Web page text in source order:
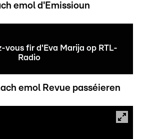
emol d'Emissioun
vous fir d'Eva Marija op RTL-
Radio
emol Revue passéieren